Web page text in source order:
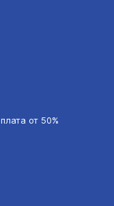
от 50%